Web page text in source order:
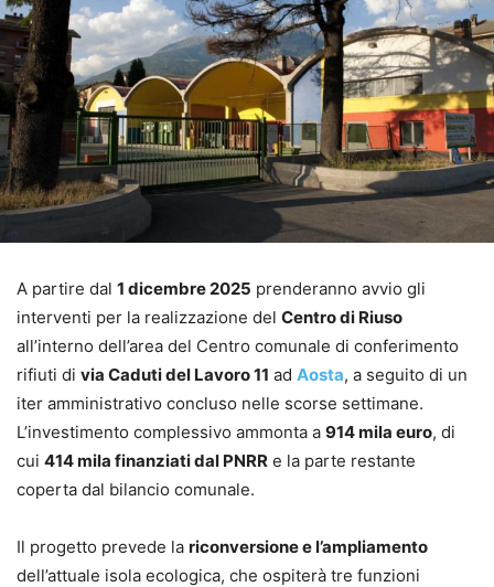
A partire dal 1 dicembre 2025 prenderanno avvio gli
interventi per la realizzazione del Centro di Riuso
all’interno dell’area del Centro comunale di conferimento
rifiuti di via Caduti del Lavoro 11 ad Aosta, a seguito di un
iter amministrativo concluso nelle scorse settimane.
L’investimento complessivo ammonta a 914 mila euro, di
cui 414 mila finanziati dal PNRR e la parte restante
coperta dal bilancio comunale.
Il progetto prevede la riconversione e l’ampliamento
dell’attuale isola ecologica, che ospiterà tre funzioni